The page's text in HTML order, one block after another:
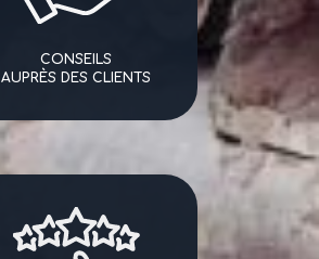
CONSEILS
AUPRÈS DES CLIENTS